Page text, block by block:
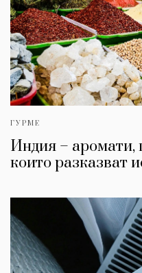
ГУРМЕ
Индия – аромати,
които разказват